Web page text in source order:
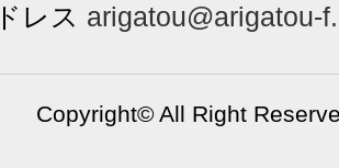
レス arigatou@arigatou-
Copyright© All Right